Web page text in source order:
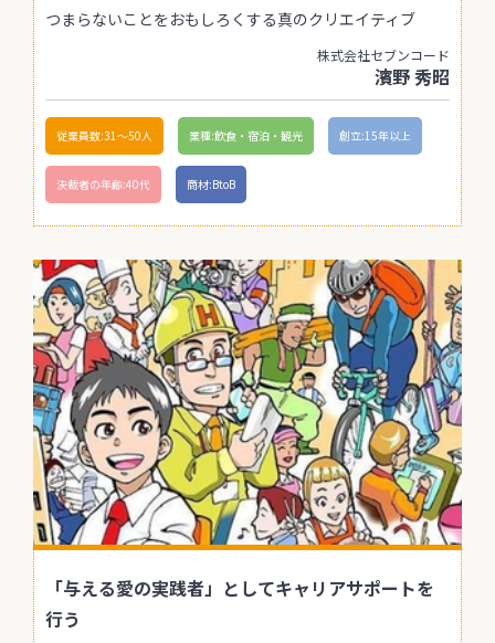
つまらないことをおもしろくする真のクリエイティブ
株式会社セブンコード
濱野 秀昭
従業員数:31〜50人 業種:飲食・宿泊・観光 創立:15年以上
決裁者の年齢:40代 商材:BtoB
「与える愛の実践者」としてキャリアサポートを
行う